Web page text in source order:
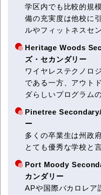
学区内でも比較的規
備の充実度は他校に
ルやフィットネスセ
Heritage Woods
ズ・セカンダリー
ワイヤレステクノロ
である一方、アウト
ダらしいプログラム
Pinetree Secondary/
ー
多くの卒業生は州政
とても優秀な学校と
Port Moody
カンダリー
APや国際バカロレア